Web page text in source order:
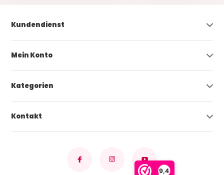
9,4
Kundendienst
Mein Konto
Kategorien
Kontakt